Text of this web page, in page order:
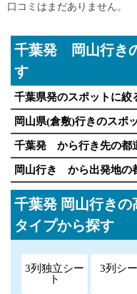
口コミはまだありません。
千葉発 岡山行き
す
千葉県発のスポットに絞
岡山県(倉敷)行きのスポ
千葉発 から行き先の都
岡山行き から出発地の
千葉発 岡山行き
タイプから探す
3列独立シー
ト
3列シ